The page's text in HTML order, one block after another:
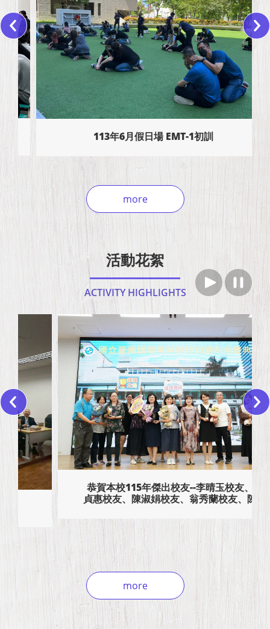
113年6月假日場 EMT-1初訓
more
活動花絮
ACTIVITY HIGHLIGHTS
恭賀本校115年傑出校友--李晴玉校友、黃
貞惠校友、陳淑娟校友、翁秀蘭校友、陳品
more